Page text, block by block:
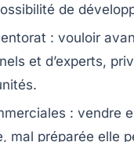
de
: vouloir
et d’experts,
: vendre
mal préparée elle